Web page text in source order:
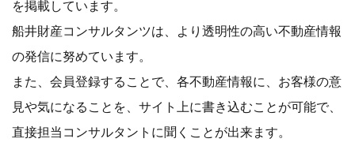
を掲載しています。
船井財産コンサルタンツは、より透明性の高い不動産情報
の発信に努めています。
また、会員登録することで、各不動産情報に、お客様の意
見や気になることを、サイト上に書き込むことが可能で、
直接担当コンサルタントに聞くことが出来ます。